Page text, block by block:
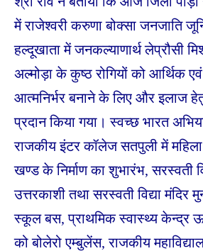
में राजेश्वरी करुणा बोक्सा जनजाति
हल्दूखाता में जनकल्याणार्थ लेप्रौसी
अल्मोड़ा के कुष्ठ रोगियों को आर्थिक
आत्मनिर्भर बनाने के लिए और इलाज
प्रदान किया गया। स्वच्छ भारत
राजकीय इंटर कॉलेज सतपुली में
खण्ड के निर्माण का शुभारंभ, सरस्वती
उत्तरकाशी तथा सरस्वती विद्या मंदिर
स्कूल बस, प्राथमिक स्वास्थ्य केन्द्र
को बोलेरो एम्बुलेंस, राजकीय